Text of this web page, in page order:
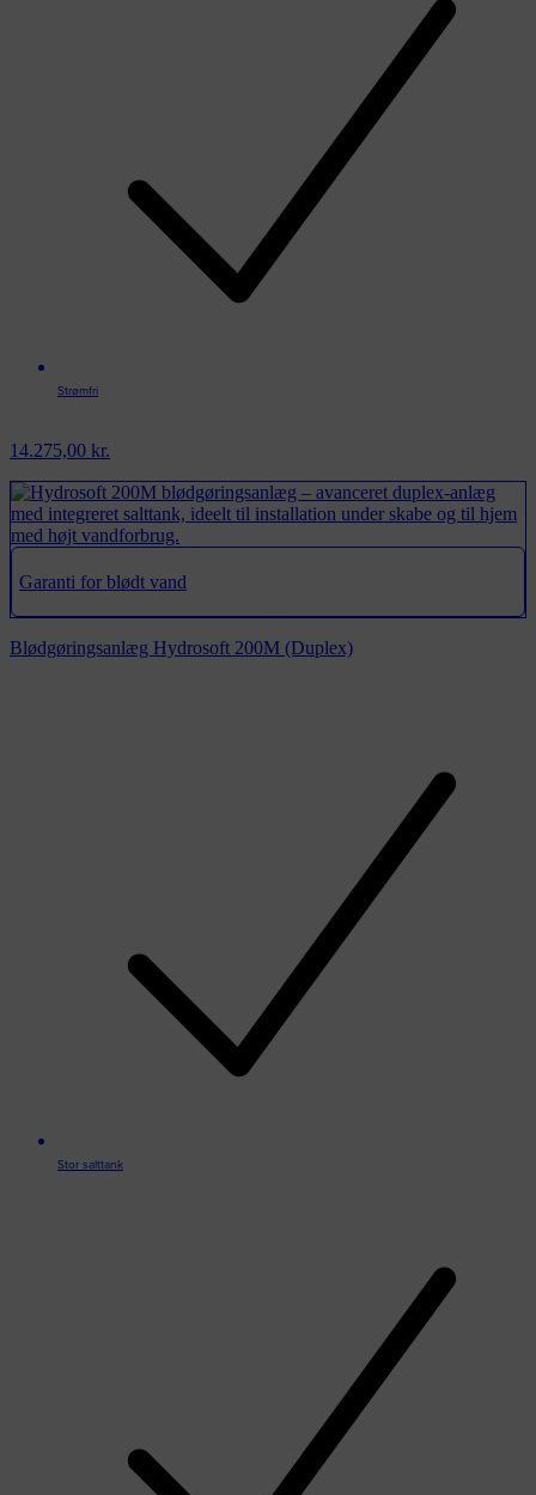
Strømfri
14.275,00 kr.
Garanti for blødt vand
Blødgøringsanlæg Hydrosoft 200M (Duplex)
Stor salttank